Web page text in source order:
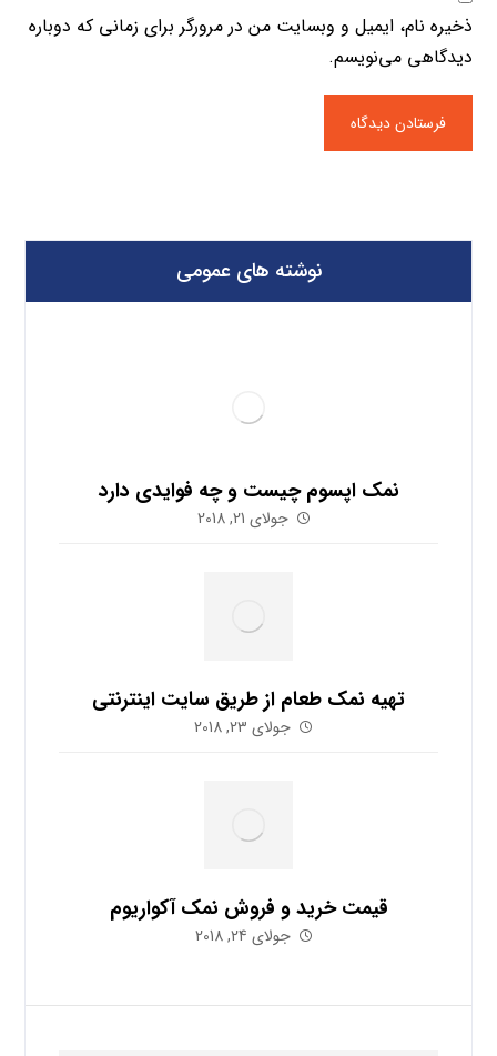
ذخیره نام، ایمیل و وبسایت من در مرورگر برای زمانی که دوباره
دیدگاهی می‌نویسم.
نوشته های عمومی
نمک اپسوم چیست و چه فوایدی دارد
جولای 21, 2018
تهیه نمک طعام از طریق سایت اینترنتی
جولای 23, 2018
قیمت خرید و فروش نمک آکواریوم
جولای 24, 2018